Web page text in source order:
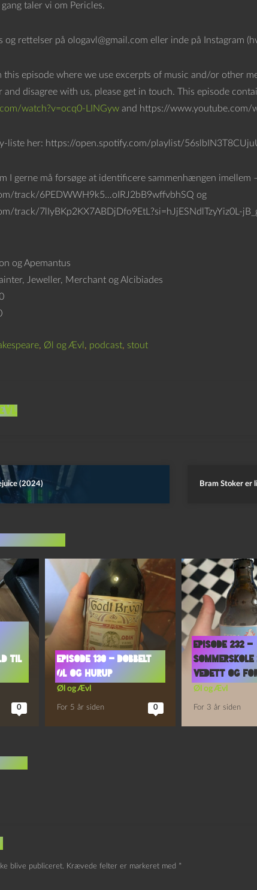
taler vi om Pericles.
og rettelser på ologavl@gmail.com eller inde på Instagram
this episode where we use excerpts of music and/or other
and disagree with us, please get in touch. This episode
watch?v=ocq0-LINGywand https://www.youtube.com/
liste her: https://open.spotify.com/playlist/
I gerne må forsøge at identificere sammenhængen imellem
track/6PEDWWH9k5…oIRJ2bB9wffvbhSQ og
track/7lIyBKp2KX7ABDjDfo9EtL?si=hJjESNdlTzyYiz0L-
og Apemantus
Jeweller, Merchant og Alcibiades
, Øl og Ævl , podcast, stout
(2024) Bram Stoker er
Til
0
Episode 130 – Dobbelt
Øl og Hurup
Øl og Ævl
For 5 år siden 0
Episode 232 –
Sommerskole
Vedett og
Øl og Ævl
For 3 år siden
blive publiceret. Krævede felter er markeret med *